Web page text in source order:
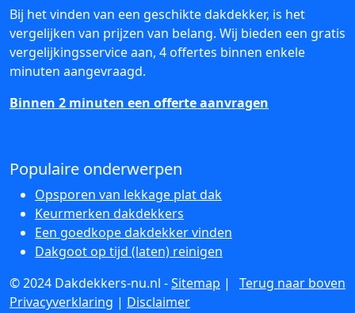
Bij het vinden van een geschikte dakdekker, is het
vergelijken van prijzen van belang. Wij bieden een gratis
vergelijkingsservice aan, 4 offertes binnen enkele
minuten aangevraagd.
Binnen 2 minuten een offerte aanvragen
Populaire onderwerpen
Opsporen van lekkage plat dak
Keurmerken dakdekkers
Een goedkope dakdekker vinden
Dakgoot op tijd (laten) reinigen
Terug naar boven
© 2024 Dakdekkers-nu.nl -Sitemap |
Privacyverklaring | Disclaimer